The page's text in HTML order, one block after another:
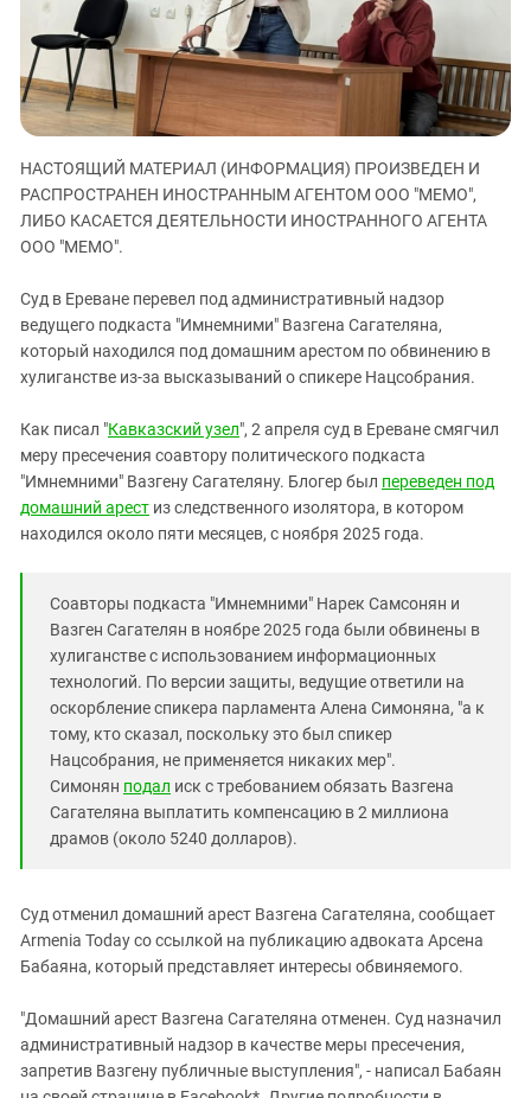
ЗАСТАВЛЯЕТ
КАВКАЗ ЗА ПАЛЕСТИНУ
ИНАКОМЫСЛИЕ В ЧЕЧНЕ
ПРЕСЛЕДОВАНИЕ АКТИВИСТОВ
МОБИЛИЗАЦИЯ И ПРОТЕСТЫ
Дагестан
Ингушетия
Кабардино-Балкария
Калмыкия
Карачаево-Черкесия
Краснодарский край
Нагорный Карабах
Ростовская область
Северная Осетия - Алания
СКФО
Ставропольский край
Чечня
Южная Осетия
Южный Кавказ
НАСТОЯЩИЙ МАТЕРИАЛ (ИНФОРМАЦИЯ) ПРОИЗВЕДЕН И
РАСПРОСТРАНЕН ИНОСТРАННЫМ АГЕНТОМ ООО "МЕМО",
ЛИБО КАСАЕТСЯ ДЕЯТЕЛЬНОСТИ ИНОСТРАННОГО АГЕНТА
ООО "МЕМО".
Суд в Ереване перевел под административный надзор
ведущего подкаста "Имнемними" Вазгена Сагателяна,
который находился под домашним арестом по обвинению в
хулиганстве из-за высказываний о спикере Нацсобрания.
Как писал "Кавказский узел", 2 апреля суд в Ереване смягчил
меру пресечения соавтору политического подкаста
"Имнемними" Вазгену Сагателяну. Блогер был переведен под
домашний арест из следственного изолятора, в котором
находился около пяти месяцев, с ноября 2025 года.
Соавторы подкаста "Имнемними" Нарек Самсонян и
Вазген Сагателян в ноябре 2025 года были обвинены в
хулиганстве с использованием информационных
технологий. По версии защиты, ведущие ответили на
оскорбление спикера парламента Алена Симоняна, "а к
тому, кто сказал, поскольку это был спикер
Нацсобрания, не применяется никаких мер".
Симонян подал иск с требованием обязать Вазгена
Сагателяна выплатить компенсацию в 2 миллиона
драмов (около 5240 долларов).
Суд отменил домашний арест Вазгена Сагателяна, сообщает
Armenia Today со ссылкой на публикацию адвоката Арсена
Бабаяна, который представляет интересы обвиняемого.
"Домашний арест Вазгена Сагателяна отменен. Суд назначил
административный надзор в качестве меры пресечения,
запретив Вазгену публичные выступления", - написал Бабаян